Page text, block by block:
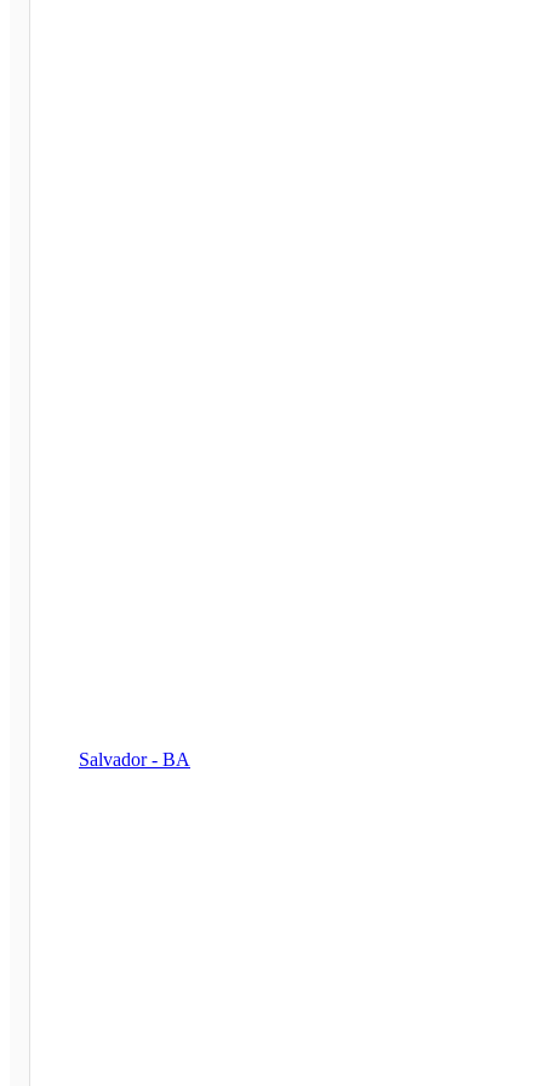
Salvador - BA